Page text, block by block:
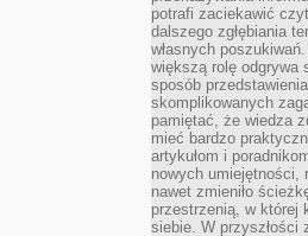
potrafi zaciekawić
dalszego zgłębiania
własnych
większą rolę odgrywa
sposób
skomplikowanych
pamiętać, że wiedza
mieć bardzo
artykułom i
nowych umiejętności,
nawet zmieniło
przestrzenią, w której
siebie. W przyszłości